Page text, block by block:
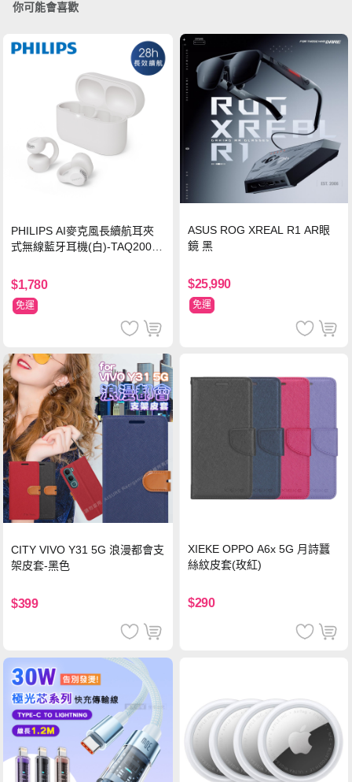
你可能會喜歡
PHILIPS AI麥克風長續航耳夾
式無線藍牙耳機(白)-TAQ2000
$1,780
免運
ASUS ROG XREAL R1 AR眼
鏡 黑
$25,990
免運
CITY VIVO Y31 5G 浪漫都會支
架皮套-黑色
$399
XIEKE OPPO A6x 5G 月詩蠶
絲紋皮套(玫紅)
$290